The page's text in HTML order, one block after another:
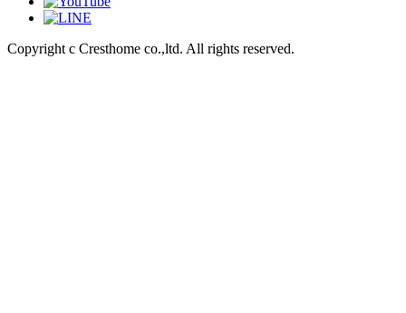
Copyright c Cresthome co.,ltd. All rights reserved.